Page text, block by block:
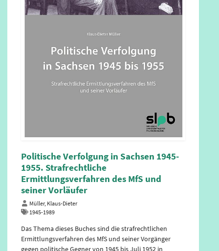
Dein Sachsen. Das Land und seine
Verfassung
Schott, Hanna
Soziales, Familien, Senioren, Frauen und Jugend
Zusammen mit den Freunden Oskar und Lucie geht es
auf eine Abenteuerreise quer durchs Land und lernt
dabei die Sächsische Verfassung kennen. Nach einem
Start mit vielen Fragezeichen fügen sich die Puzzleteile
langsam zusammen: Was passierte in der …